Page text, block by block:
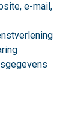
e-mail,